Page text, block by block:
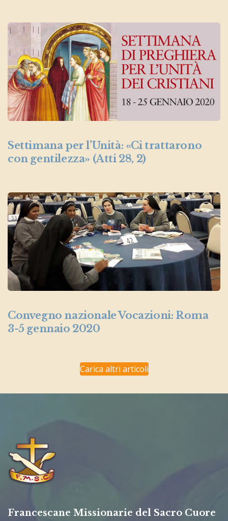
Settimana per l’Unità: «Ci trattarono
con gentilezza» (Atti 28, 2)
Convegno nazionale Vocazioni: Roma
3-5 gennaio 2020
Carica altri articoli
Francescane Missionarie del Sacro Cuore